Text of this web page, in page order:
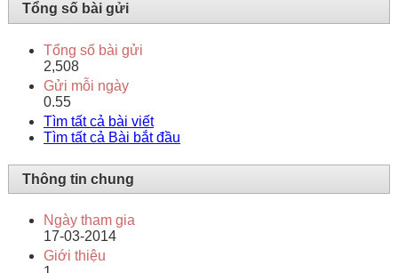
Tổng số bài gửi
Tổng số bài gửi
2,508
Gửi mỗi ngày
0.55
Tìm tất cả bài viết
Tìm tất cả Bài bắt đầu
Thông tin chung
Ngày tham gia
17-03-2014
Giới thiệu